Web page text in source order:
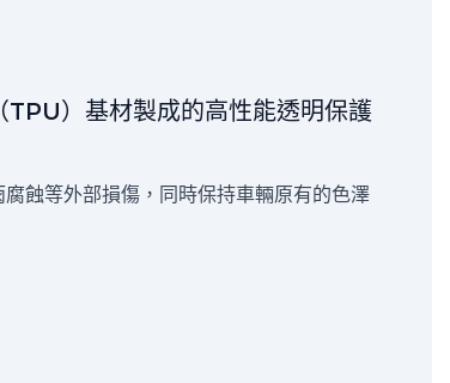
）基材製成的高性能透明保護
蝕等外部損傷，同時保持車輛原有的色澤